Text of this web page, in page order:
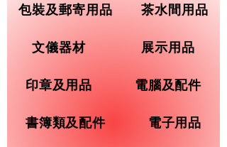
包裝及郵寄用品 茶水間用品
文儀器材 展示用品
印章及用品 電腦及配件
書簿類及配件 電子用品